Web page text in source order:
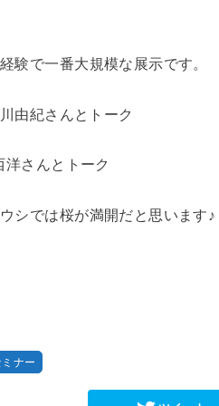
験で一番大規模な展示です。
由紀さんとトーク
洋さんとトーク
シでは桜が満開だと思います♪
ナー